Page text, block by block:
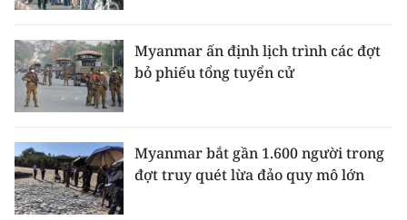
TIN ĐỊA PHƯƠNG
Trung du và miền núi phía Bắc
Đồng bằng sông Hồng
Bắc Trung Bộ
Myanmar ấn định lịch trình các đợt
bỏ phiếu tổng tuyển cử
Myanmar bắt gần 1.600 người trong
đợt truy quét lừa đảo quy mô lớn